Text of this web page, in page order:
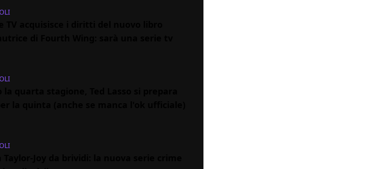
TV acquisisce i diritti del nuovo libro
di Fourth Wing: sarà una serie tv
la quarta stagione, Ted Lasso si prepara
la quinta (anche se manca l'ok ufficiale)
Taylor-Joy da brividi: la nuova serie crime